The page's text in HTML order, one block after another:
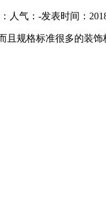
人气： -发表时间：
规格标准很多的装